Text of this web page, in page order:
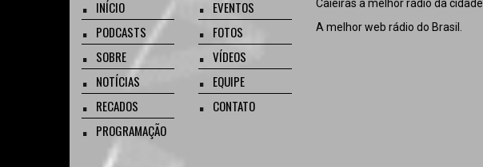
INÍCIO
PODCASTS
SOBRE
NOTÍCIAS
RECADOS
PROGRAMAÇÃO
EVENTOS
FOTOS
VÍDEOS
EQUIPE
CONTATO
Caieiras a melhor rádio da cidade
A melhor web rádio do Brasil.